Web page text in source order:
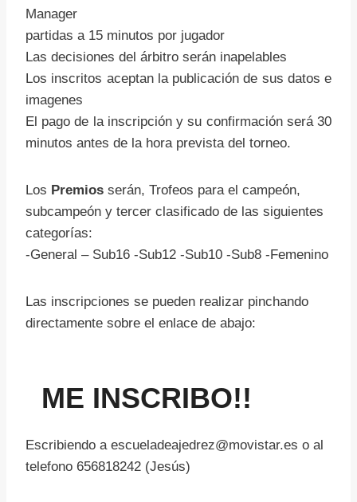
Manager
partidas a 15 minutos por jugador
Las decisiones del árbitro serán inapelables
Los inscritos aceptan la publicación de sus datos e
imagenes
El pago de la inscripción y su confirmación será 30
minutos antes de la hora prevista del torneo.
Los Premios serán, Trofeos para el campeón,
subcampeón y tercer clasificado de las siguientes
categorías:
-General – Sub16 -Sub12 -Sub10 -Sub8 -Femenino
Las inscripciones se pueden realizar pinchando
directamente sobre el enlace de abajo:
ME INSCRIBO!!
Escribiendo a escueladeajedrez@movistar.es o al
telefono 656818242 (Jesús)